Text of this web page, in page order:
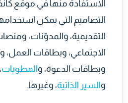
الاستفادة منها في موقع
التصاميم التي يمكن
التقديمية، والمدوّنات،
الاجتماعي، وبطاقات العمل،
وبطاقات الدعوة، والمطويات
والسير الذاتية، وغيرها.